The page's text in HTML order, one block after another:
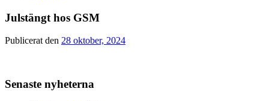
Julstängt hos GSM
Publicerat den 28 oktober, 2024
Senaste nyheterna